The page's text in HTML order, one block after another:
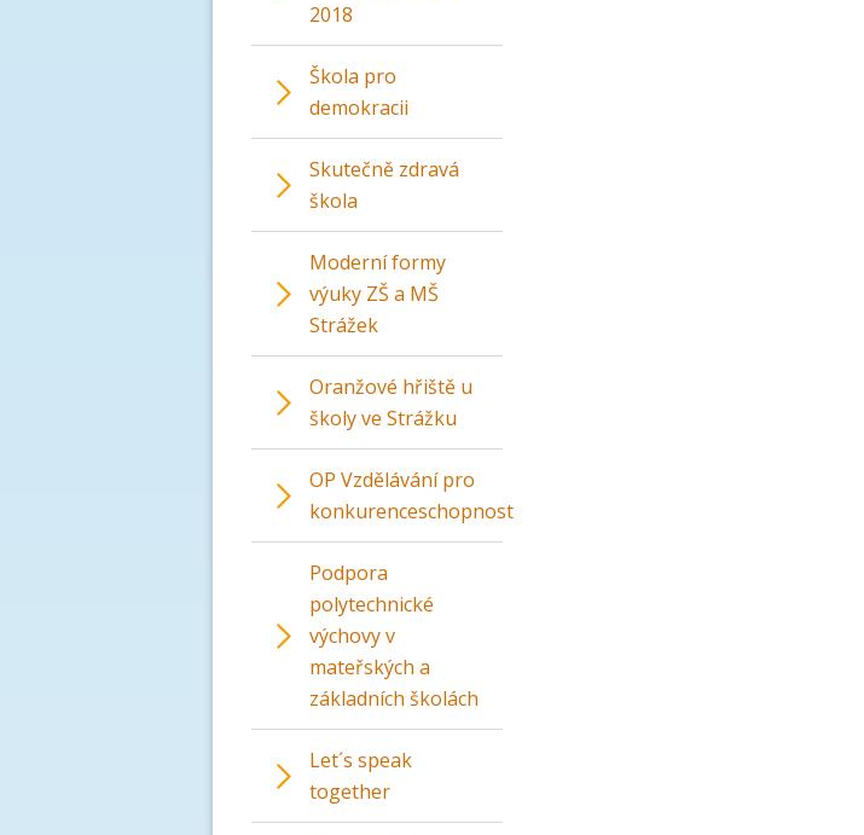
2018
Škola pro
demokracii
Skutečně zdravá
škola
Moderní formy
výuky ZŠ a MŠ
Strážek
Oranžové hřiště u
školy ve Strážku
OP Vzdělávání pro
konkurenceschopnost
Podpora
polytechnické
výchovy v
mateřských a
základních školách
Let´s speak
together